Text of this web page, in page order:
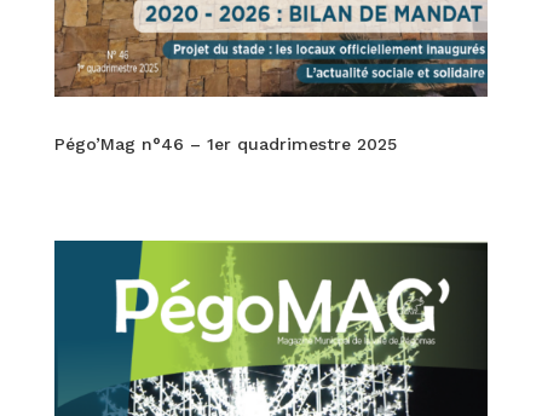
Pégo’Mag n°46 – 1er quadrimestre 2025